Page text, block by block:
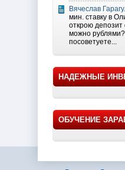
Вячеслав
мин. ставку в
открою депозит
можно
посоветуете...
НАДЕЖНЫЕ
ОБУЧЕНИЕ